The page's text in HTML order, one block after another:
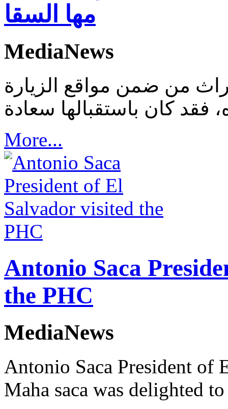
مها السقا
MediaNews
من ضمن مواقع الزيارة
More...
Antonio Saca
the PHC
MediaNews
Antonio Saca President of
Maha saca was delighted